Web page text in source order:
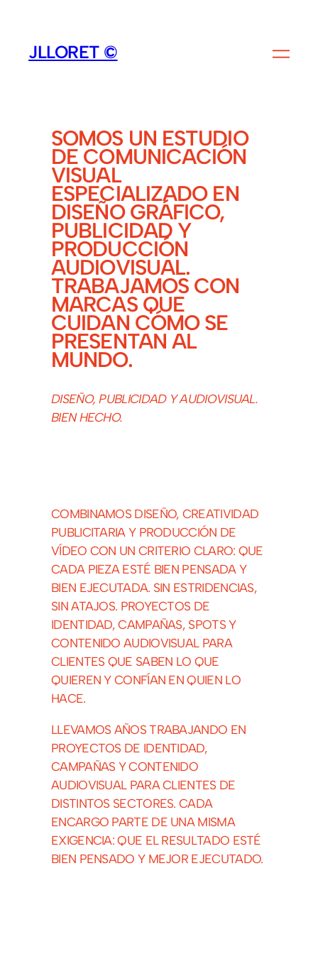
CONTENIDO
JLLORET ©
SOMOS UN ESTUDIO
DE COMUNICACIÓN
VISUAL
ESPECIALIZADO EN
DISEÑO GRÁFICO,
PUBLICIDAD Y
PRODUCCIÓN
AUDIOVISUAL.
TRABAJAMOS CON
MARCAS QUE
CUIDAN CÓMO SE
PRESENTAN AL
MUNDO.
DISEÑO, PUBLICIDAD Y AUDIOVISUAL.
BIEN HECHO.
COMBINAMOS DISEÑO, CREATIVIDAD
PUBLICITARIA Y PRODUCCIÓN DE
VÍDEO CON UN CRITERIO CLARO: QUE
CADA PIEZA ESTÉ BIEN PENSADA Y
BIEN EJECUTADA. SIN ESTRIDENCIAS,
SIN ATAJOS. PROYECTOS DE
IDENTIDAD, CAMPAÑAS, SPOTS Y
CONTENIDO AUDIOVISUAL PARA
CLIENTES QUE SABEN LO QUE
QUIEREN Y CONFÍAN EN QUIEN LO
HACE.
LLEVAMOS AÑOS TRABAJANDO EN
PROYECTOS DE IDENTIDAD,
CAMPAÑAS Y CONTENIDO
AUDIOVISUAL PARA CLIENTES DE
DISTINTOS SECTORES. CADA
ENCARGO PARTE DE UNA MISMA
EXIGENCIA: QUE EL RESULTADO ESTÉ
BIEN PENSADO Y MEJOR EJECUTADO.